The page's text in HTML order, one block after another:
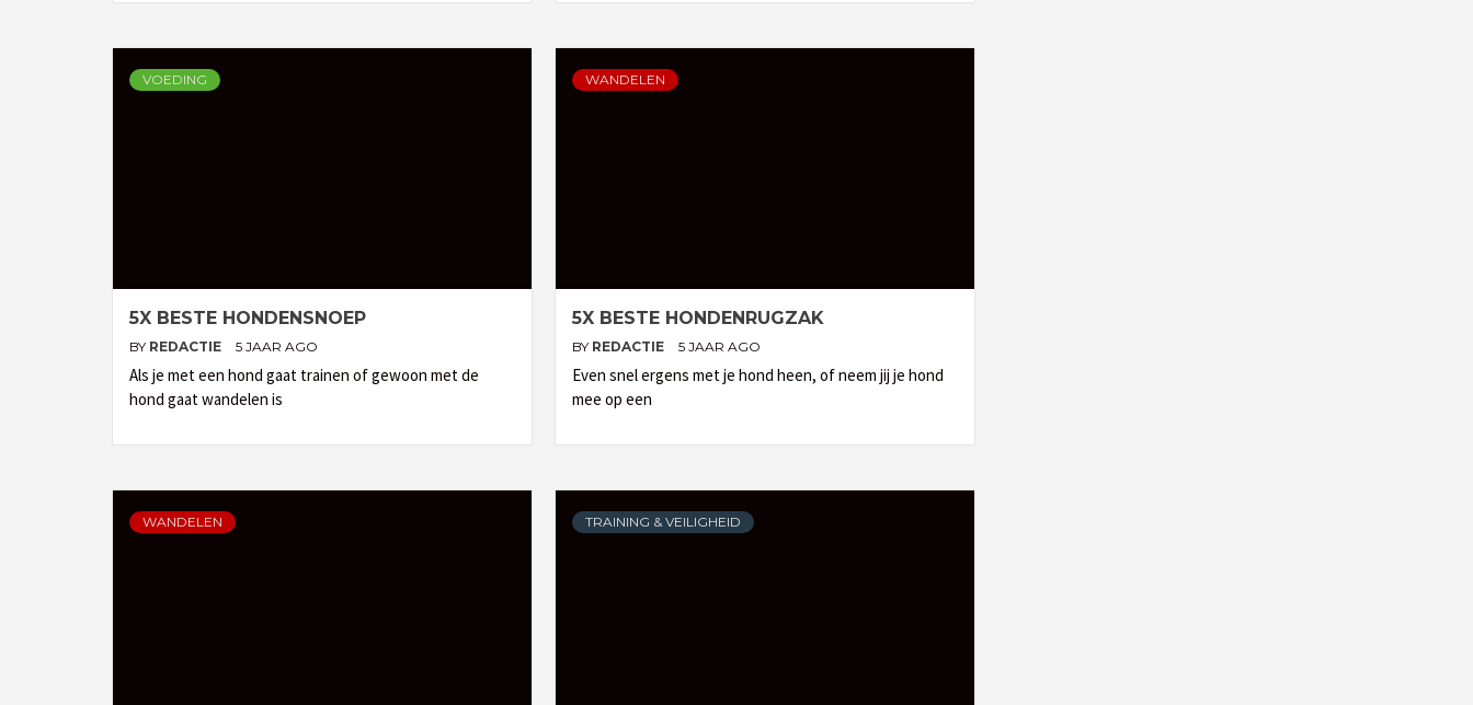
VOEDING
5X BESTE HONDENSNOEP
BY REDACTIE 5 JAAR AGO
Als je met een hond gaat trainen of gewoon met de
hond gaat wandelen is
WANDELEN
5X BESTE HONDENRUGZAK
BY REDACTIE 5 JAAR AGO
Even snel ergens met je hond heen, of neem jij je hond
mee op een
WANDELEN TRAINING & VEILIGHEID